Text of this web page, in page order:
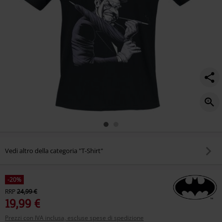
Vedi altro della categoria "T-Shirt"
-20%
RRP24,99 €
19,99 €
Prezzi con IVA inclusa, escluse spese di spedizione